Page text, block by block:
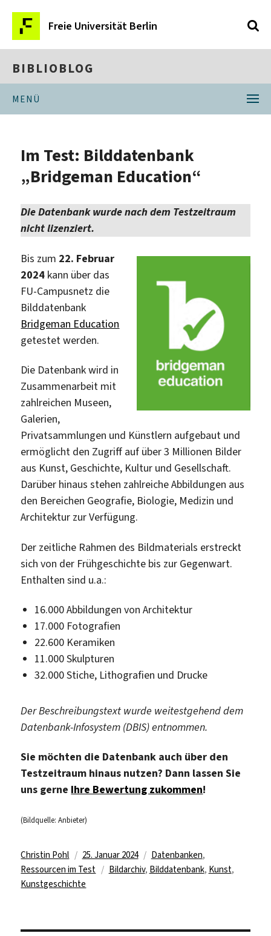
Freie Universität Berlin
BIBLIOBLOG
MENÜ
Im Test: Bilddatenbank
„Bridgeman Education“
Die Datenbank wurde nach dem Testzeitraum
nicht lizenziert.
Bis zum 22. Februar
2024 kann über das
FU-Campusnetz die
Bilddatenbank
Bridgeman Education
getestet werden.
Die Datenbank wird in
Zusammenarbeit mit
zahlreichen Museen,
Galerien,
Privatsammlungen und Künstlern aufgebaut und
ermöglicht den Zugriff auf über 3 Millionen Bilder
aus Kunst, Geschichte, Kultur und Gesellschaft.
Darüber hinaus stehen zahlreiche Abbildungen aus
den Bereichen Geografie, Biologie, Medizin und
Architektur zur Verfügung.
Der zeitliche Rahmen des Bildmaterials erstreckt
sich von der Frühgeschichte bis zur Gegenwart.
Enthalten sind u.a.:
16.000 Abbildungen von Architektur
17.000 Fotografien
22.600 Keramiken
11.000 Skulpturen
32.000 Stiche, Lithografien und Drucke
Der Beschreibungstext wurde weitestgehend dem
Datenbank-Infosystem (DBIS) entnommen.
Sie möchten die Datenbank auch über den
Testzeitraum hinaus nutzen? Dann lassen Sie
uns gerne Ihre Bewertung zukommen!
(Bildquelle: Anbieter)
Autor
Christin Pohl
Veröffentlicht
am
25. Januar 2024 Kategorien
Datenbanken,
Ressourcen im Test
Schlagwörter
Bildarchiv, Bilddatenbank, Kunst,
Kunstgeschichte